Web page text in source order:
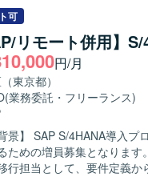
キテクトとしてのスキルを高められる環
テム群、グローバルDWH
BI、Tableau 等）、グ
）を前提としたアーキテク
移行に関する各種マネジメ
手順書作成などのドキュメント作
ータ移行の経験を活かしつ
主体的に管理いただける
の中で、状況を整理しな
メンバーとして参画いた
験することで、SAP移行
ロジェクトとなります。移行
各種ドキュメント類を用
ます。
可
リモート併用】
円/月
東京都）
(業務委託・フリーランス)
景】 SAP S/4HANA導入
集となります。 【作業内容】 SAP S/4HANA導入プロジェクトにおける
行担当として、要件定義